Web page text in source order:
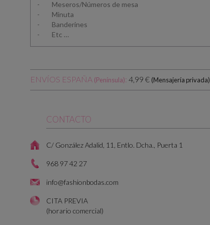
- Meseros/Números de mesa
- Minuta
- Banderines
- Etc …
ENVÍOS ESPAÑA (Península): 4,99 € (Mensajería privada)
CONTACTO
C/ González Adalid, 11, Entlo. Dcha., Puerta 1
968 97 42 27
info@fashionbodas.com
CITA PREVIA
(horario comercial)